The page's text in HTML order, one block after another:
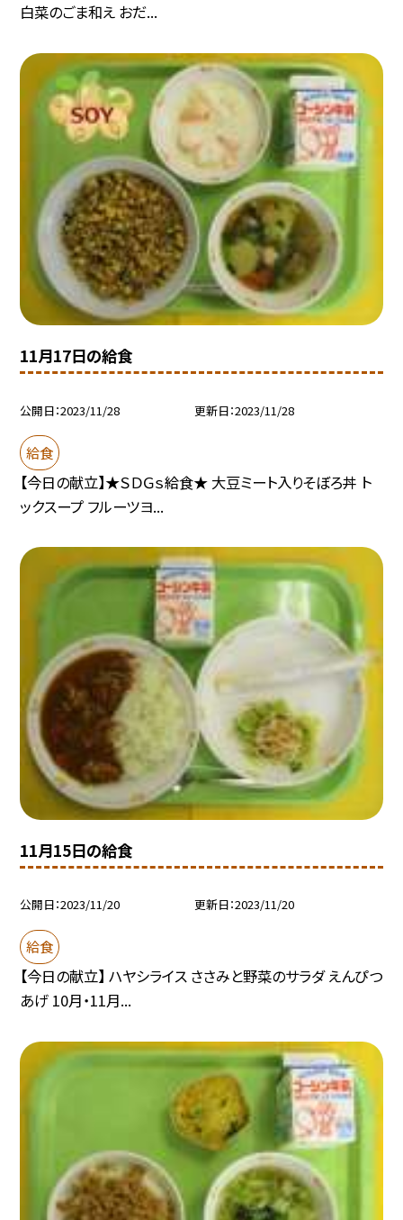
白菜のごま和え おだ...
11月17日の給食
公開日 2023/11/28 更新日 2023/11/28
給食
【今日の献立】★ＳＤＧｓ給食★ 大豆ミート入りそぼろ丼 ト
ックスープ フルーツヨ...
11月15日の給食
公開日 2023/11/20 更新日 2023/11/20
給食
【今日の献立】 ハヤシライス ささみと野菜のサラダ えんぴつ
あげ 10月・11月...